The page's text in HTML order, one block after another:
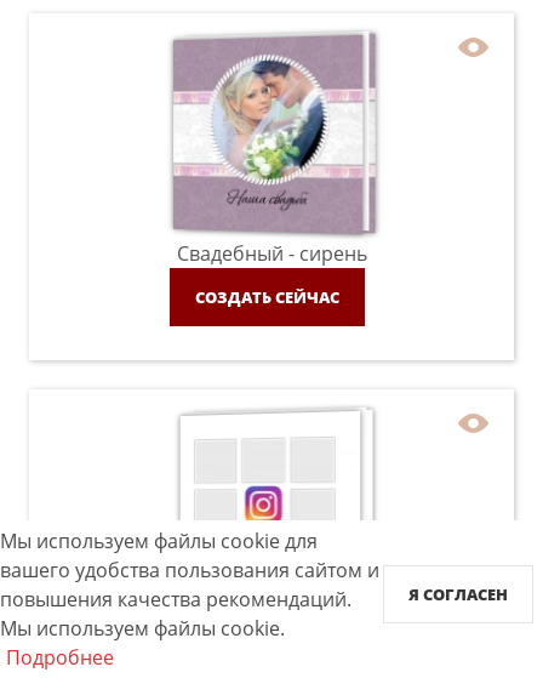
Свадебный - сирень
СОЗДАТЬ СЕЙЧАС
Instabook
Мы используем файлы cookie для
вашего удобства пользования сайтом и
повышения качества рекомендаций.
Мы используем файлы cookie.
Подробнее
Я СОГЛАСЕН